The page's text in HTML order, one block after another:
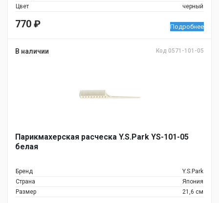
Цвет
черный
770 ₽ Подробнее
В наличии Код 0571-101-05
Парикмахерская расческа Y.S.Park YS-101-05
белая
Бренд
Y.S.Park
Страна
Япония
Размер
21,6 см